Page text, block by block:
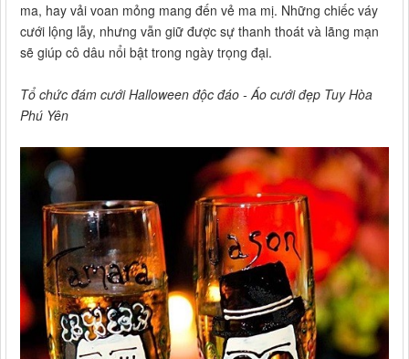
ma, hay vải voan mỏng mang đến vẻ ma mị. Những chiếc váy
cưới lộng lẫy, nhưng vẫn giữ được sự thanh thoát và lãng mạn
sẽ giúp cô dâu nổi bật trong ngày trọng đại.
Tổ chức đám cưới Halloween độc đáo - Áo cưới đẹp Tuy Hòa
Phú Yên